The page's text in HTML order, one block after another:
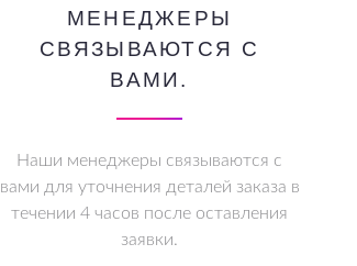
МЕНЕДЖЕРЫ
СВЯЗЫВАЮТСЯ С
ВАМИ.
Наши менеджеры связываются с
вами для уточнения деталей заказа в
течении 4 часов после оставления
заявки.